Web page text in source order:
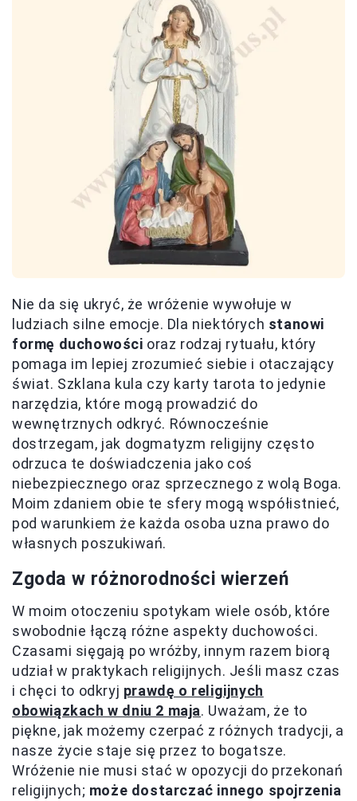
Nie da się ukryć, że wróżenie wywołuje w
ludziach silne emocje. Dla niektórych stanowi
formę duchowości oraz rodzaj rytuału, który
pomaga im lepiej zrozumieć siebie i otaczający
świat. Szklana kula czy karty tarota to jedynie
narzędzia, które mogą prowadzić do
wewnętrznych odkryć. Równocześnie
dostrzegam, jak dogmatyzm religijny często
odrzuca te doświadczenia jako coś
niebezpiecznego oraz sprzecznego z wolą Boga.
Moim zdaniem obie te sfery mogą współistnieć,
pod warunkiem że każda osoba uzna prawo do
własnych poszukiwań.
Zgoda w różnorodności wierzeń
W moim otoczeniu spotykam wiele osób, które
swobodnie łączą różne aspekty duchowości.
Czasami sięgają po wróżby, innym razem biorą
udział w praktykach religijnych. Jeśli masz czas
i chęci to odkryj prawdę o religijnych
obowiązkach w dniu 2 maja. Uważam, że to
piękne, jak możemy czerpać z różnych tradycji, a
nasze życie staje się przez to bogatsze.
Wróżenie nie musi stać w opozycji do przekonań
religijnych; może dostarczać innego spojrzenia